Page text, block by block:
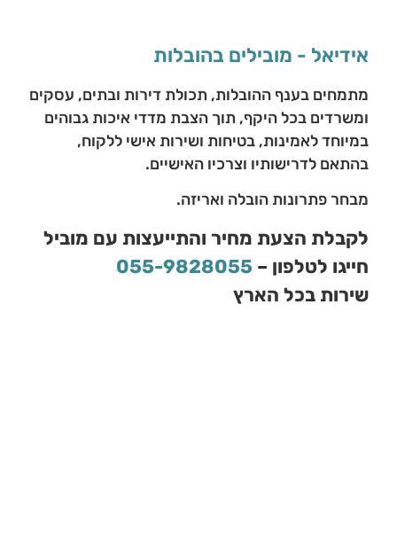
אידיאל - מובילים בהובלות
מתמחים בענף ההובלות, תכולת דירות ובתים, עסקים
ומשרדים בכל היקף, תוך הצבת מדדי איכות גבוהים
במיוחד לאמינות, בטיחות ושירות אישי ללקוח,
בהתאם לדרישותיו וצרכיו האישיים.
מבחר פתרונות הובלה ואריזה.
לקבלת הצעת מחיר והתייעצות עם מוביל
חייגו לטלפון – 055-9828055
שירות בכל הארץ